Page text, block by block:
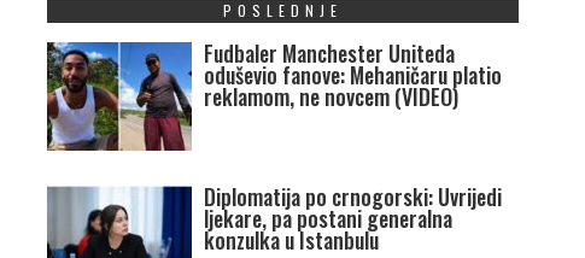
POSLEDNJE
Fudbaler Manchester Uniteda
oduševio fanove: Mehaničaru platio
reklamom, ne novcem (VIDEO)
Diplomatija po crnogorski: Uvrijedi
ljekare, pa postani generalna
konzulka u Istanbulu